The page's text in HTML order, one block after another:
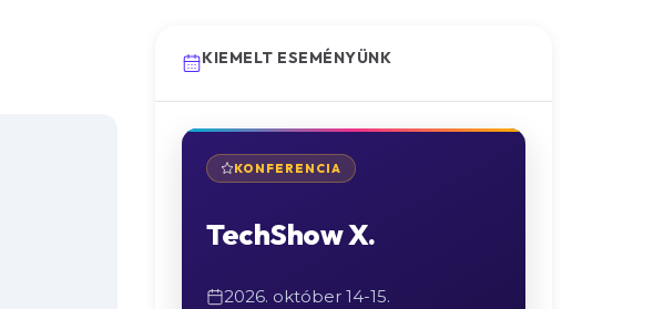
KIEMELT ESEMÉNYÜNK
KONFERENCIA
TechShow X.
2026. október 14-15.